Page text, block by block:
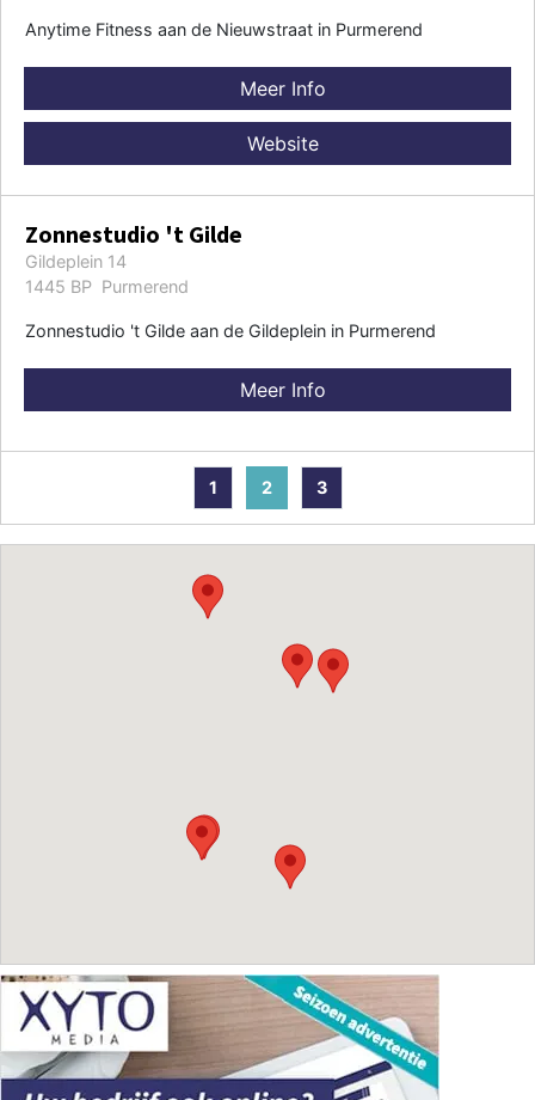
Anytime Fitness aan de Nieuwstraat in Purmerend
Meer Info
Website
Zonnestudio 't Gilde
Gildeplein 14
1445 BP Purmerend
Zonnestudio 't Gilde aan de Gildeplein in Purmerend
Meer Info
1 2 3